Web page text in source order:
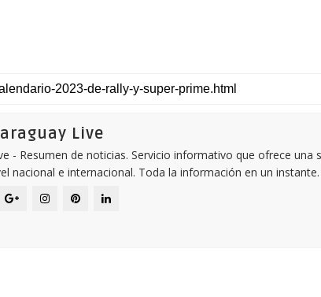
Live
- Resumen de noticias. Servicio informativo que ofrece una
nacional e internacional. Toda la información en un instante.